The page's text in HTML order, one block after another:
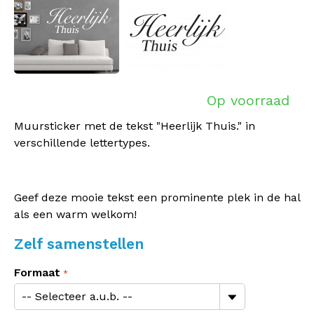
Op voorraad
Muursticker met de tekst "Heerlijk Thuis." in
verschillende lettertypes.
Geef deze mooie tekst een prominente plek in de hal
als een warm welkom!
Zelf samenstellen
Formaat